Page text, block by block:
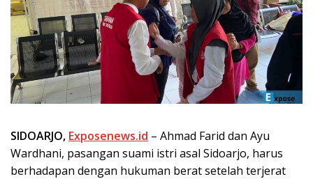
SIDOARJO, Exposenews.id – Ahmad Farid dan Ayu
Wardhani, pasangan suami istri asal Sidoarjo, harus
berhadapan dengan hukuman berat setelah terjerat